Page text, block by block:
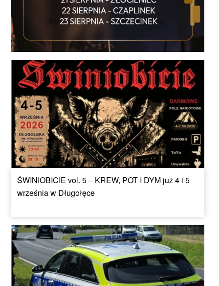
ŚWINIOBICIE vol. 5 – KREW, POT I DYM już 4 i 5
września w Długołęce